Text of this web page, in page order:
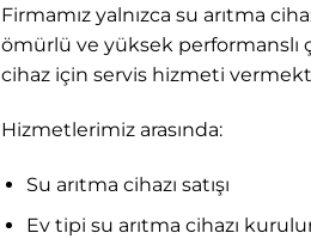
Firmamız yalnızca su arıtma
ömürlü ve yüksek performanslı
cihaz için servis hizmeti
Hizmetlerimiz arasında:
Su arıtma cihazı satışı
Ev tipi su arıtma cihazı